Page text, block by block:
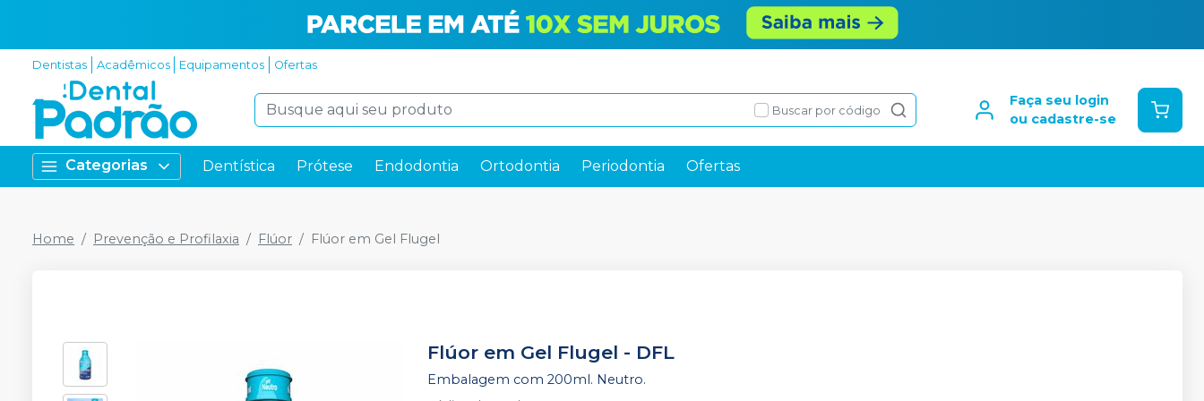
Dentistas Acadêmicos Equipamentos Ofertas
Buscar por código
Faça seu login
ou cadastre-se
Categorias Dentística Prótese Endodontia Ortodontia Periodontia Ofertas
Home Prevenção e Profilaxia Flúor Flúor em Gel Flugel
Flúor em Gel Flugel - DFL
Embalagem com 200ml. Neutro.